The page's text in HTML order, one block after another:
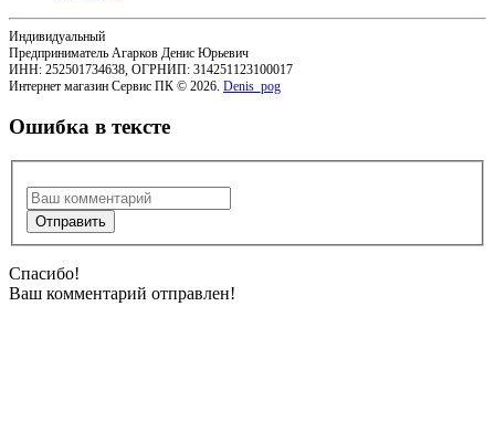
Индивидуальный
Предприниматель Агарков Денис Юрьевич
ИНН: 252501734638, ОГРНИП: 314251123100017
Интернет магазин Сервис ПК © 2026. Denis_pog
Ошибка в тексте
Спасибо!
Ваш комментарий отправлен!